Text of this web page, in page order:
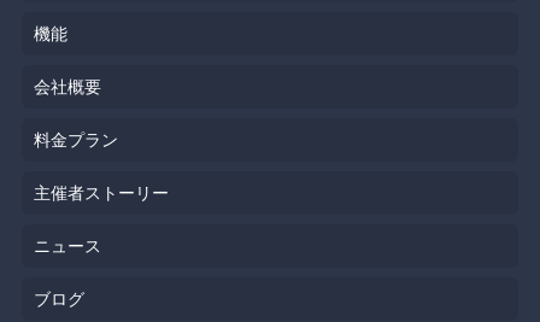
機能
会社概要
料金プラン
主催者ストーリー
ニュース
ブログ